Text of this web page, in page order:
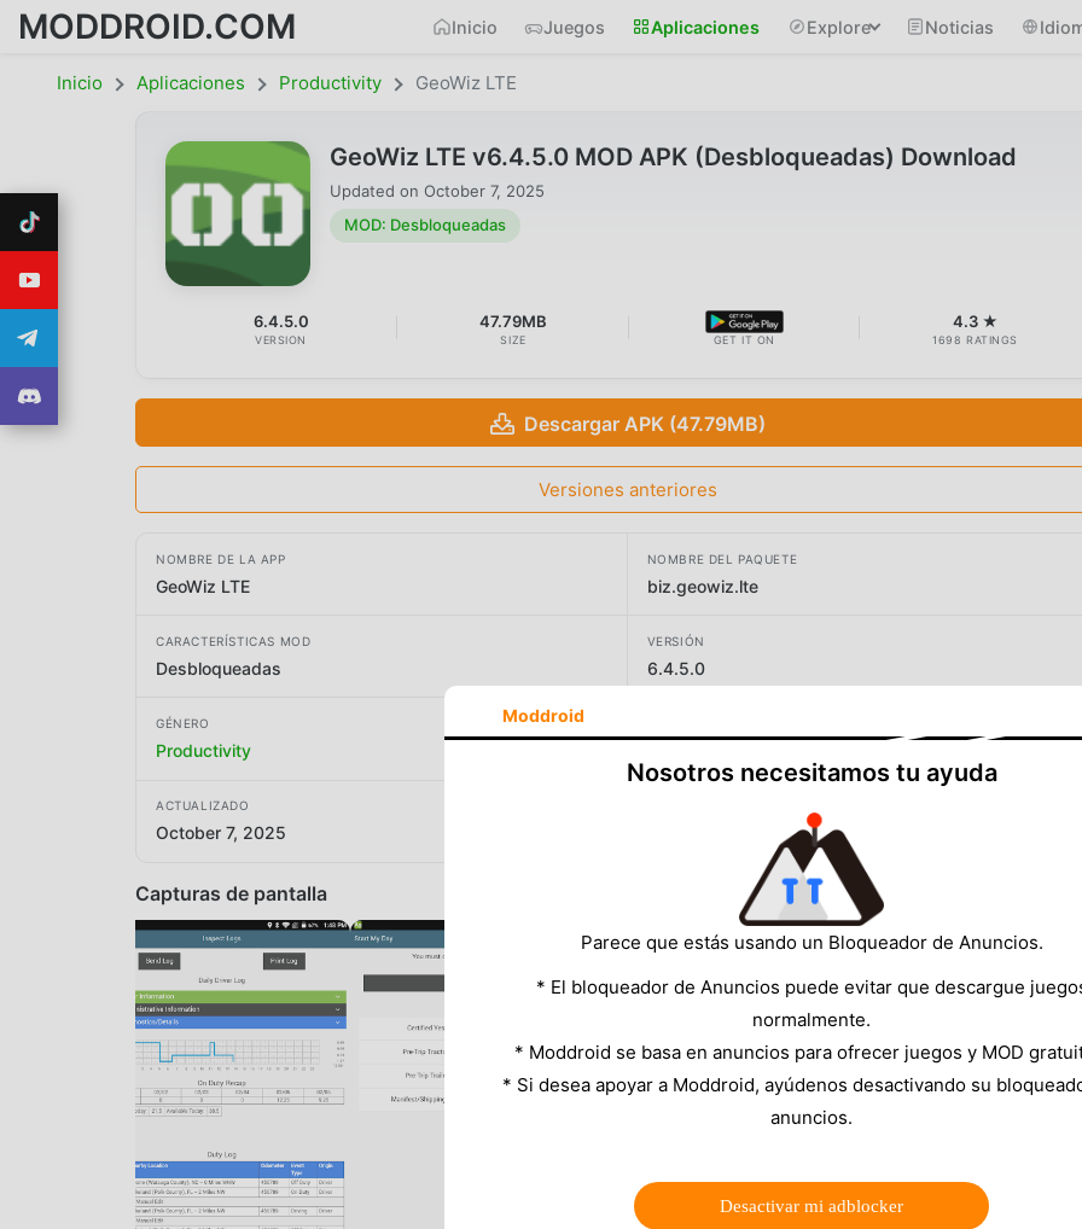
MODDROID.COM Inicio Juegos Aplicaciones Explore Noticias
Inicio Aplicaciones Productivity GeoWiz LTE
GeoWiz LTE v6.4.5.0 MOD APK (Desbloqueadas) Download
Updated on October 7, 2025
MOD: Desbloqueadas
6.4.5.0
VERSION
47.79MB
SIZE GET IT ON
4.3 ★
1698 RATINGS
Descargar APK (47.79MB)
Versiones anteriores
NOMBRE DE LA APP
GeoWiz LTE
NOMBRE DEL PAQUETE
biz.geowiz.lte
CARACTERÍSTICAS MOD
Desbloqueadas
VERSIÓN
6.4.5.0
GÉNERO
Productivity
ACTUALIZADO
October 7, 2025
Capturas de pantalla
Moddroid
Nosotros necesitamos tu ayuda
Parece que estás usando un Bloqueador de Anuncios.
* El bloqueador de Anuncios puede evitar que descargue
normalmente.
* Moddroid se basa en anuncios para ofrecer juegos y MOD
* Si desea apoyar a Moddroid, ayúdenos desactivando su
anuncios.
Desactivar mi adblocker